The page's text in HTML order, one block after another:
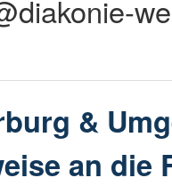
&
an die